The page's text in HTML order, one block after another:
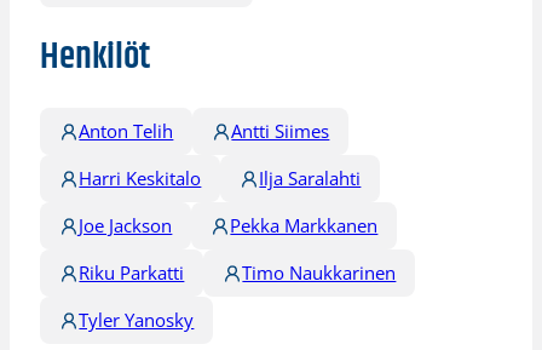
Henkilöt
Anton Telih
Antti Siimes
Harri Keskitalo
Ilja Saralahti
Joe Jackson
Pekka Markkanen
Riku Parkatti
Timo Naukkarinen
Tyler Yanosky